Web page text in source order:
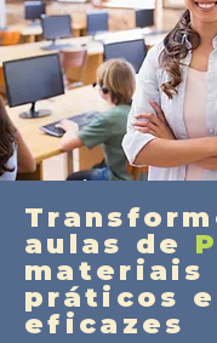
aulas de
materiais
práticos e
eficazes